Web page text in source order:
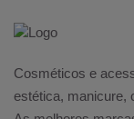
Cosméticos e
estética, manicure,